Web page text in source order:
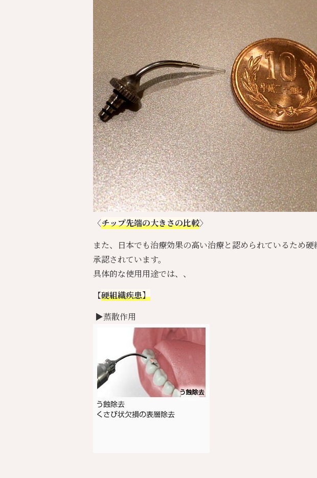
〈チップ先端の大きさの比較〉
また、日本でも治療効果の高い治療と認められているため
承認されています。
具体的な使用用途では、、
【硬組織疾患】
▶️蒸散作用